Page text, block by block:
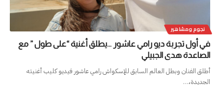
نجوم ومشاهير
في أول تجربة ديو رامي عاشور …يطلق أغنية “على طول ” مع
الصاعدة هدى الجبيلي
أطلق الفنان وبطل العالم السابق للإسكواش رامي عاشور فيديو كليب أغنيته
الجديدة،…